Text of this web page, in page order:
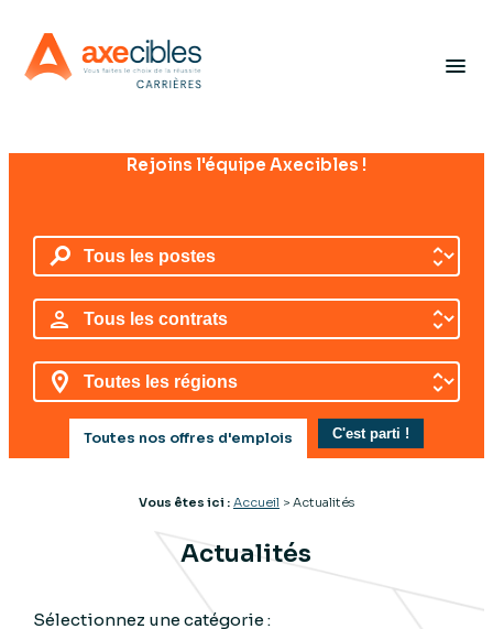
menu
Rejoins l'équipe Axecibles !
Toutes nos offres d'emplois
Vous êtes ici : Accueil > Actualités
Actualités
Sélectionnez une catégorie :